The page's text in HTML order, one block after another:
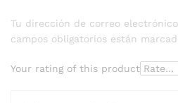
Tu dirección de correo
campos obligatorios están
Your rating of this product